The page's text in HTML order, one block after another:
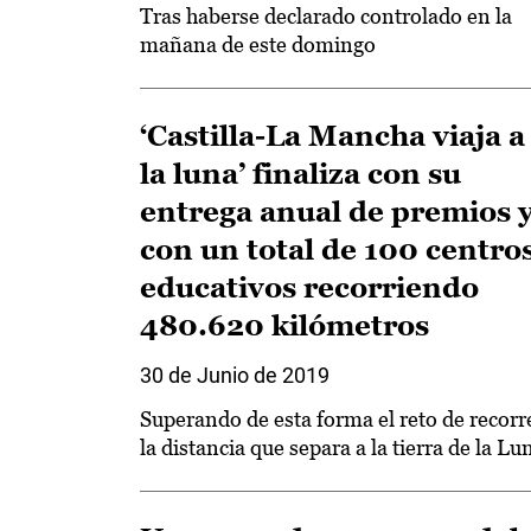
Tras haberse declarado controlado en la
mañana de este domingo
‘Castilla-La Mancha viaja a
la luna’ finaliza con su
entrega anual de premios
con un total de 100
educativos recorriendo
480.620 kilómetros
30 de Junio de 2019
Superando de esta forma el reto de
la distancia que separa a la tierra de la